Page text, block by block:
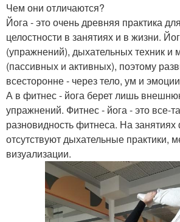
Чем они отличаются?
Йога - это очень древняя практика
целостности в занятиях и в жизни.
(упражнений), дыхательных техник и
(пассивных и активных), поэтому
всесторонне - через тело, ум и
А в фитнес - йога берет лишь
упражнений. Фитнес - йога - это все-
разновидность фитнеса. На занятиях
отсутствуют дыхательные практики,
визуализации.